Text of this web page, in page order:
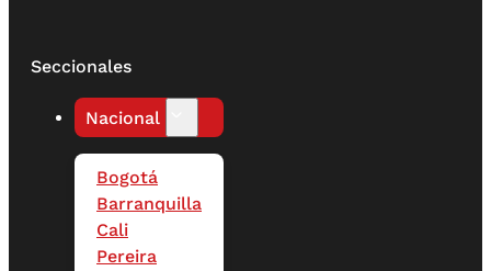
Seccionales
Nacional
Bogotá
Barranquilla
Cali
Pereira